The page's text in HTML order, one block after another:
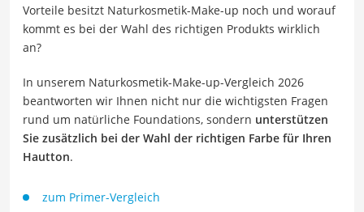
Vorteile besitzt Naturkosmetik-Make-up noch und worauf
kommt es bei der Wahl des richtigen Produkts wirklich
an?
In unserem Naturkosmetik-Make-up-Vergleich 2026
beantworten wir Ihnen nicht nur die wichtigsten Fragen
rund um natürliche Foundations, sondern unterstützen
Sie zusätzlich bei der Wahl der richtigen Farbe für Ihren
Hautton.
zum Primer-Vergleich